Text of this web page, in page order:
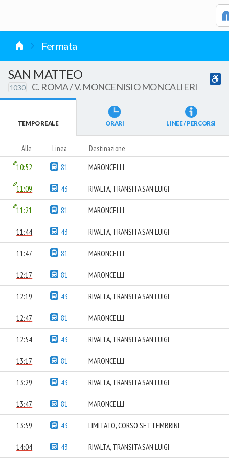
Fermata
SAN MATTEO
1030 C. ROMA / V. MONCENISIO MONCALIERI
TEMPO REALE ORARI LINEE / PERCORSI
Alle Linea Destinazione
10:52 81 MARONCELLI
11:09 43 RIVALTA, TRANSITA SAN LUIGI
11:21 81 MARONCELLI
11:44 43 RIVALTA, TRANSITA SAN LUIGI
11:47 81 MARONCELLI
12:17 81 MARONCELLI
12:19 43 RIVALTA, TRANSITA SAN LUIGI
12:47 81 MARONCELLI
12:54 43 RIVALTA, TRANSITA SAN LUIGI
13:17 81 MARONCELLI
13:29 43 RIVALTA, TRANSITA SAN LUIGI
13:47 81 MARONCELLI
13:59 43 LIMITATO, CORSO SETTEMBRINI
14:04 43 RIVALTA, TRANSITA SAN LUIGI